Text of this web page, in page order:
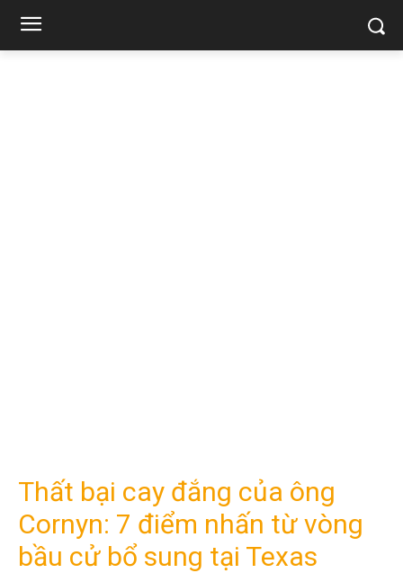
Thất bại cay đắng của ông
Cornyn: 7 điểm nhấn từ vòng
bầu cử bổ sung tại Texas